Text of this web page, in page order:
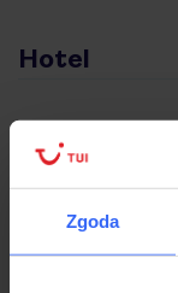
Zgoda
Hotel
Pokoje
Wyżywienie